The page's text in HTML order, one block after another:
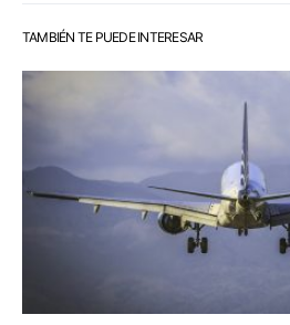
TAMBIÉN TE PUEDE INTERESAR